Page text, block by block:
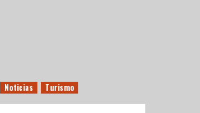
Noticias Turismo